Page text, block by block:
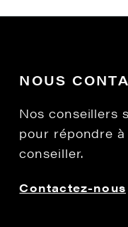
NOUS
Nos conseillers
pour répondre
conseiller.
Contactez-nous